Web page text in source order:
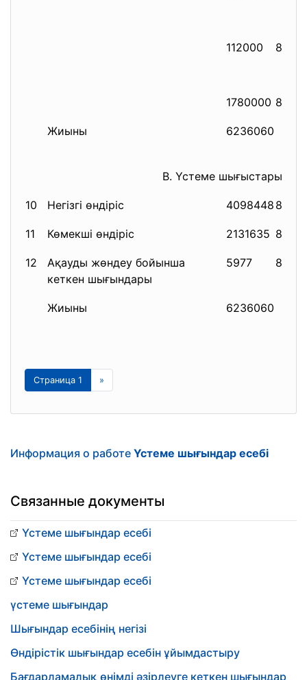
112000
1780000
8411
8411
Жиыны 6236060
В. Үстеме шығыстарын
10 Негізгі өндіріс 4098448 8310
11 Көмекші өндіріс 2131635 8410
12
Ақауды жөндеу бойынша
кеткен шығындары
5977 8510
Жиыны 6236060
Страница 1 »
Информация о работе Үстеме шығындар есебі
Связанные документы
Үстеме шығындар есебі
Үстеме шығындар есебі
Үстеме шығындар есебі
үстеме шығындар
Шығындар есебінің негізі
Өндірістік шығындар есебін ұйымдастыру
Бағдарламалық өнімді әзірлеуге кеткен шығындар